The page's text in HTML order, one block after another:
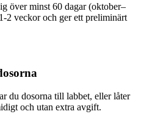
över minst 60 dagar (oktober–
2 veckor och ger ett preliminärt
du dosorna till labbet, eller låter
och utan extra avgift.